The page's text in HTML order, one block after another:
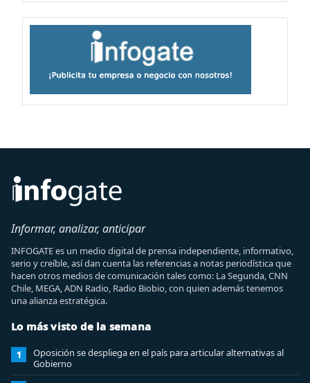
Informar, analizar, anticipar
INFOGATE es un medio digital de prensa independiente, informativo,
serio y creíble, así dan cuenta las referencias a notas periodística que
hacen otros medios de comunicación tales como: La Segunda, CNN
Chile, MEGA, ADN Radio, Radio Biobio, con quien además tenemos
una alianza estratégica.
Lo más visto de la semana
1
Oposición se despliega en el país para articular alternativas al
Gobierno